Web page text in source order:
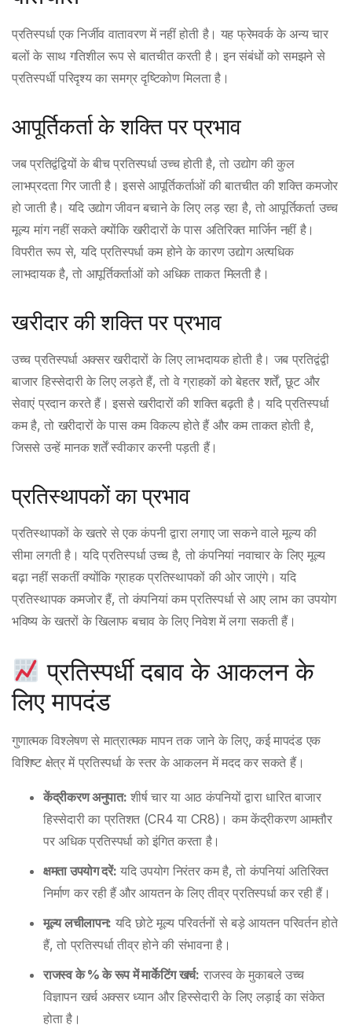
प्रतिस्पर्धा एक निर्जीव वातावरण में नहीं होती है। यह फ्रेमवर्क के अन्य चार
बलों के साथ गतिशील रूप से बातचीत करती है। इन संबंधों को समझने से
प्रतिस्पर्धी परिदृश्य का समग्र दृष्टिकोण मिलता है।
आपूर्तिकर्ता के शक्ति पर प्रभाव
जब प्रतिद्वंद्वियों के बीच प्रतिस्पर्धा उच्च होती है, तो उद्योग की कुल
लाभप्रदता गिर जाती है। इससे आपूर्तिकर्ताओं की बातचीत की शक्ति कमजोर
हो जाती है। यदि उद्योग जीवन बचाने के लिए लड़ रहा है, तो आपूर्तिकर्ता उच्च
मूल्य मांग नहीं सकते क्योंकि खरीदारों के पास अतिरिक्त मार्जिन नहीं है।
विपरीत रूप से, यदि प्रतिस्पर्धा कम होने के कारण उद्योग अत्यधिक
लाभदायक है, तो आपूर्तिकर्ताओं को अधिक ताकत मिलती है।
खरीदार की शक्ति पर प्रभाव
उच्च प्रतिस्पर्धा अक्सर खरीदारों के लिए लाभदायक होती है। जब प्रतिद्वंद्वी
बाजार हिस्सेदारी के लिए लड़ते हैं, तो वे ग्राहकों को बेहतर शर्तें, छूट और
सेवाएं प्रदान करते हैं। इससे खरीदारों की शक्ति बढ़ती है। यदि प्रतिस्पर्धा
कम है, तो खरीदारों के पास कम विकल्प होते हैं और कम ताकत होती है,
जिससे उन्हें मानक शर्तें स्वीकार करनी पड़ती हैं।
प्रतिस्थापकों का प्रभाव
प्रतिस्थापकों के खतरे से एक कंपनी द्वारा लगाए जा सकने वाले मूल्य की
सीमा लगती है। यदि प्रतिस्पर्धा उच्च है, तो कंपनियां नवाचार के लिए मूल्य
बढ़ा नहीं सकतीं क्योंकि ग्राहक प्रतिस्थापकों की ओर जाएंगे। यदि
प्रतिस्थापक कमजोर हैं, तो कंपनियां कम प्रतिस्पर्धा से आए लाभ का उपयोग
भविष्य के खतरों के खिलाफ बचाव के लिए निवेश में लगा सकती हैं।
प्रतिस्पर्धी दबाव के आकलन के
लिए मापदंड
गुणात्मक विश्लेषण से मात्रात्मक मापन तक जाने के लिए, कई मापदंड एक
विशिष्ट क्षेत्र में प्रतिस्पर्धा के स्तर के आकलन में मदद कर सकते हैं।
केंद्रीकरण अनुपात: शीर्ष चार या आठ कंपनियों द्वारा धारित बाजार
हिस्सेदारी का प्रतिशत (CR4 या CR8)। कम केंद्रीकरण आमतौर
पर अधिक प्रतिस्पर्धा को इंगित करता है।
क्षमता उपयोग दरें: यदि उपयोग निरंतर कम है, तो कंपनियां अतिरिक्त
निर्माण कर रही हैं और आयतन के लिए तीव्र प्रतिस्पर्धा कर रही हैं।
मूल्य लचीलापन: यदि छोटे मूल्य परिवर्तनों से बड़े आयतन परिवर्तन होते
हैं, तो प्रतिस्पर्धा तीव्र होने की संभावना है।
राजस्व के % के रूप में मार्केटिंग खर्च: राजस्व के मुकाबले उच्च
विज्ञापन खर्च अक्सर ध्यान और हिस्सेदारी के लिए लड़ाई का संकेत
होता है।